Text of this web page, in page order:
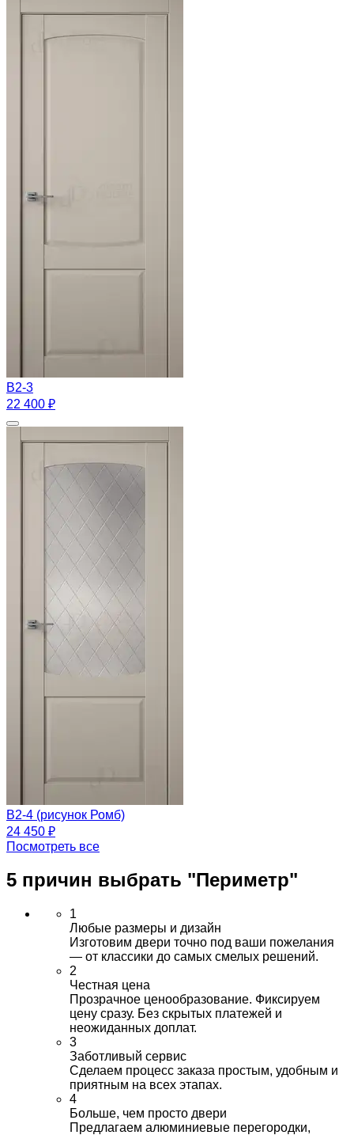
B2-3
22 400 ₽
B2-4 (рисунок Ромб)
24 450 ₽
Посмотреть все
5 причин выбрать "Периметр"
1
Любые размеры и дизайн
Изготовим двери точно под ваши пожелания
— от классики до самых смелых решений.
2
Честная цена
Прозрачное ценообразование. Фиксируем
цену сразу. Без скрытых платежей и
неожиданных доплат.
3
Заботливый сервис
Сделаем процесс заказа простым, удобным и
приятным на всех этапах.
4
Больше, чем просто двери
Предлагаем алюминиевые перегородки,